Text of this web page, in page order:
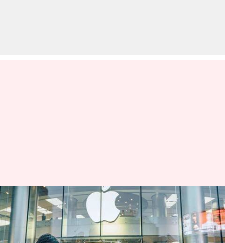
चीन के दो इंजीनियरिंग छात्रों ने
मिलकर ऐप्पल को लगाया छह करोड़
रुपये का चूना, जानें